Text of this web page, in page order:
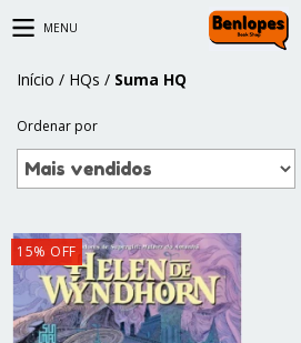
MENU
Início / HQs / Suma HQ
Ordenar por
15% OFF